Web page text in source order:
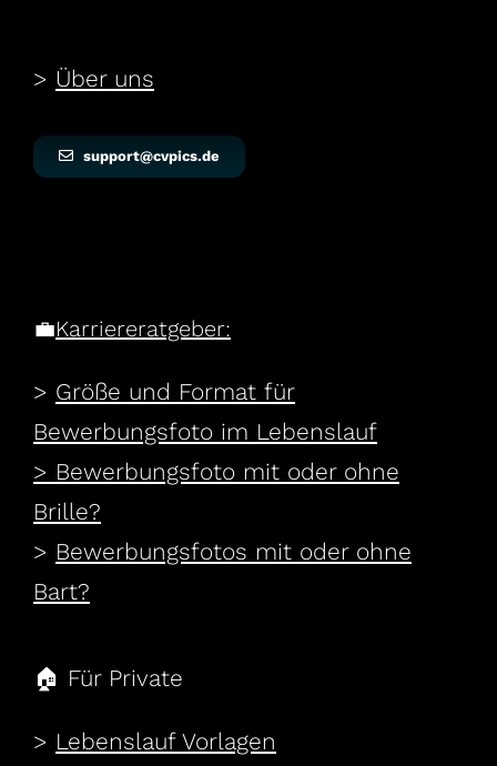
> Über uns
support@cvpics.de
💼Karriereratgeber:
> Größe und Format für
Bewerbungsfoto im Lebenslauf
> Bewerbungsfoto mit oder ohne
Brille?
> Bewerbungsfotos mit oder ohne
Bart?
🏠 Für Private
> Lebenslauf Vorlagen